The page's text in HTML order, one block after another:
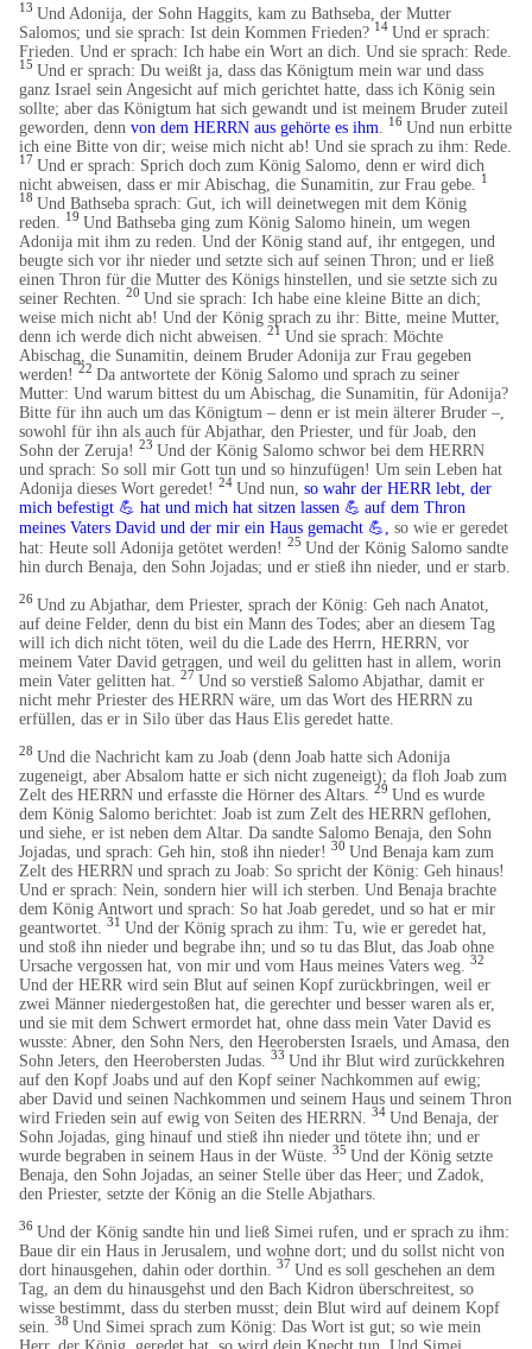
13 Und Adonija, der Sohn Haggits, kam zu Bathseba, der Mutter
Salomos; und sie sprach: Ist dein Kommen Frieden? 14 Und er sprach:
Frieden. Und er sprach: Ich habe ein Wort an dich. Und sie sprach: Rede.
15 Und er sprach: Du weißt ja, dass das Königtum mein war und dass
ganz Israel sein Angesicht auf mich gerichtet hatte, dass ich König sein
sollte; aber das Königtum hat sich gewandt und ist meinem Bruder zuteil
geworden, dennvon dem HERRN aus gehörte es ihm 16 Und nun erbitte
ich eine Bitte von dir; weise mich nicht ab! Und sie sprach zu ihm: Rede.
17 Und er sprach: Sprich doch zum König Salomo, denn er wird dich
nicht abweisen, dass er mir Abischag, die Sunamitin, zur Frau gebe.
1
18 Und Bathseba sprach: Gut, ich will deinetwegen mit dem König
reden.
19 Und Bathseba ging zum König Salomo hinein, um wegen
Adonija mit ihm zu reden. Und der König stand auf, ihr entgegen, und
beugte sich vor ihr nieder und setzte sich auf seinen Thron; und er ließ
einen Thron für die Mutter des Königs hinstellen, und sie setzte sich zu
seiner Rechten.20 Und sie sprach: Ich habe eine kleine Bitte an dich;
weise mich nicht ab! Und der König sprach zu ihr: Bitte, meine Mutter,
denn ich werde dich nicht abweisen.21 Und sie sprach: Möchte
Abischag, die Sunamitin, deinem Bruder Adonija zur Frau gegeben
werden!22 Da antwortete der König Salomo und sprach zu seiner
Mutter: Und warum bittest du um Abischag, die Sunamitin, für Adonija?
Bitte für ihn auch um das Königtum – denn er ist mein älterer Bruder –,
sowohl für ihn als auch für Abjathar, den Priester, und für Joab, den
Sohn der Zeruja!23 Und der König Salomo schwor bei dem HERRN
und sprach: So soll mir Gott tun und so hinzufügen! Um sein Leben hat
Adonija dieses Wort geredet!24 Und nun,so wahr der HERR lebt, der
mich befestigt💪 hat und mich hat sitzen lassen💪 ​auf dem Thron
meines Vaters David und der mir ein Haus gemacht💪 so wie er geredet
hat: Heute soll Adonija getötet werden!25Und der König Salomo sandte
hin durch Benaja, den Sohn Jojadas; und er stieß ihn nieder, und er starb.
26 Und zu Abjathar, dem Priester, sprach der König: Geh nach Anatot,
auf deine Felder, denn du bist ein Mann des Todes; aber an diesem Tag
will ich dich nicht töten, weil du die Lade des Herrn, HERRN, vor
meinem Vater David getragen, und weil du gelitten hast in allem, worin
mein Vater gelitten hat.27 Und so verstieß Salomo Abjathar, damit er
nicht mehr Priester des HERRN wäre, um das Wort des HERRN zu
erfüllen, das er in Silo über das Haus Elis geredet hatte.
28 Und die Nachricht kam zu Joab (denn Joab hatte sich Adonija
zugeneigt, aber Absalom hatte er sich nicht zugeneigt); da floh Joab zum
Zelt des HERRN und erfasste die Hörner des Altars.29 Und es wurde
dem König Salomo berichtet: Joab ist zum Zelt des HERRN geflohen,
und siehe, er ist neben dem Altar. Da sandte Salomo Benaja, den Sohn
Jojadas, und sprach: Geh hin, stoß ihn nieder!30 Und Benaja kam zum
Zelt des HERRN und sprach zu Joab: So spricht der König: Geh hinaus!
Und er sprach: Nein, sondern hier will ich sterben. Und Benaja brachte
dem König Antwort und sprach: So hat Joab geredet, und so hat er mir
geantwortet.31 Und der König sprach zu ihm: Tu, wie er geredet hat,
und stoß ihn nieder und begrabe ihn; und so tu das Blut, das Joab ohne
Ursache vergossen hat, von mir und vom Haus meines Vaters weg.32
Und der HERR wird sein Blut auf seinen Kopf zurückbringen, weil er
zwei Männer niedergestoßen hat, die gerechter und besser waren als er,
und sie mit dem Schwert ermordet hat, ohne dass mein Vater David es
wusste: Abner, den Sohn Ners, den Heerobersten Israels, und Amasa, den
Sohn Jeters, den Heerobersten Judas.33 Und ihr Blut wird zurückkehren
auf den Kopf Joabs und auf den Kopf seiner Nachkommen auf ewig;
aber David und seinen Nachkommen und seinem Haus und seinem Thron
wird Frieden sein auf ewig von Seiten des HERRN.34 Und Benaja, der
Sohn Jojadas, ging hinauf und stieß ihn nieder und tötete ihn; und er
wurde begraben in seinem Haus in der Wüste.35 Und der König setzte
Benaja, den Sohn Jojadas, an seiner Stelle über das Heer; und Zadok,
den Priester, setzte der König an die Stelle Abjathars.
36 Und der König sandte hin und ließ Simei rufen, und er sprach zu ihm:
Baue dir ein Haus in Jerusalem, und wohne dort; und du sollst nicht von
dort hinausgehen, dahin oder dorthin.37 Und es soll geschehen an dem
Tag, an dem du hinausgehst und den Bach Kidron überschreitest, so
wisse bestimmt, dass du sterben musst; dein Blut wird auf deinem Kopf
sein.38 Und Simei sprach zum König: Das Wort ist gut; so wie mein